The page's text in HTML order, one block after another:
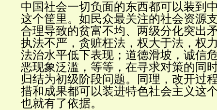
中国社会一切负面的东西都可以装到
这个筐里。如民众最关注的社会资源
合理导致的贫富不均、两级分化突出
执法不严，贪赃枉法，权大于法，权
法治水平低下表现；道德滑坡，诚信
恶现象泛滥，等等，在寻求对策的同
归结为初级阶段问题。同理，改开过
措和成果都可以装进特色社会主义这
也就有了依据。